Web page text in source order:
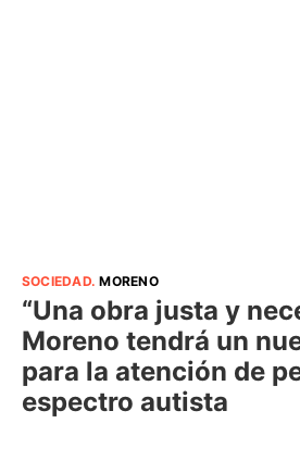
SOCIEDAD.MORENO
“Una obra justa y
Moreno tendrá un
para la atención de
espectro autista